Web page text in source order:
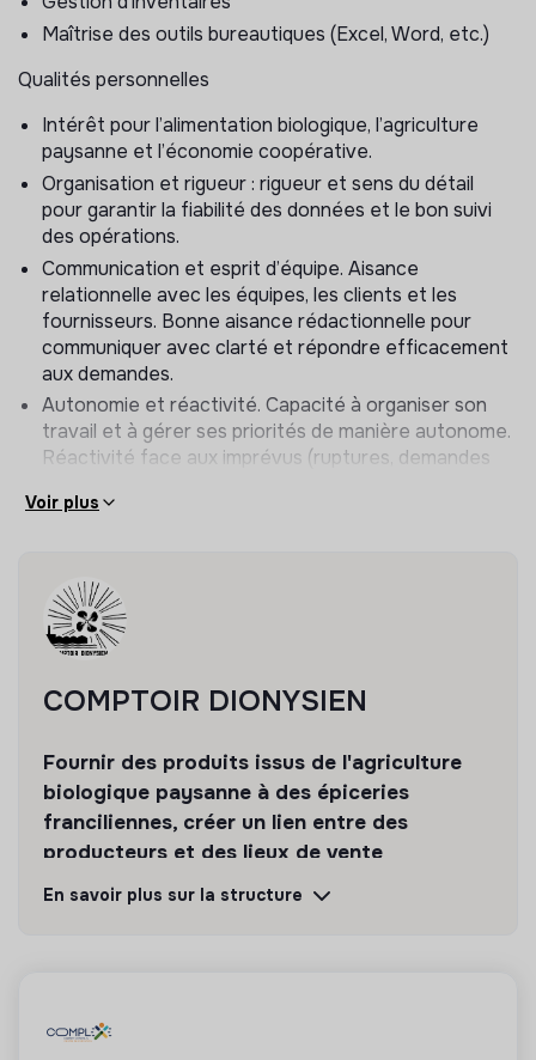
Gérer le service après-vente produits et les retours
Enregistrer les entrées et sorties de stock
(réceptions, commandes, ajustements).
Suivre les niveaux de stock afin d’éviter ruptures et
surstockage.
Analyser la rotation des produits et ajuster les
volumes commandés.
Participer aux inventaires réguliers (tournants et
annuels).
Maîtrise des outils bureautiques (Excel, Word, etc.)
Qualités personnelles
Intérêt pour l’alimentation biologique, l’agriculture
paysanne et l’économie coopérative.
Organisation et rigueur : rigueur et sens du détail
pour garantir la fiabilité des données et le bon suivi
des opérations.
Communication et esprit d’équipe. Aisance
relationnelle avec les équipes, les clients et les
fournisseurs. Bonne aisance rédactionnelle pour
communiquer avec clarté et répondre efficacement
aux demandes.
Autonomie et réactivité. Capacité à organiser son
travail et à gérer ses priorités de manière autonome.
Réactivité face aux imprévus (ruptures, demandes
d’adaptation et prise d’initiative.
Voir plus
COMPTOIR DIONYSIEN
Fournir des produits issus de l'agriculture
biologique paysanne à des épiceries
franciliennes, créer un lien entre des
producteurs et des lieux de vente
Découvrir Suivre
En savoir plus sur la structure